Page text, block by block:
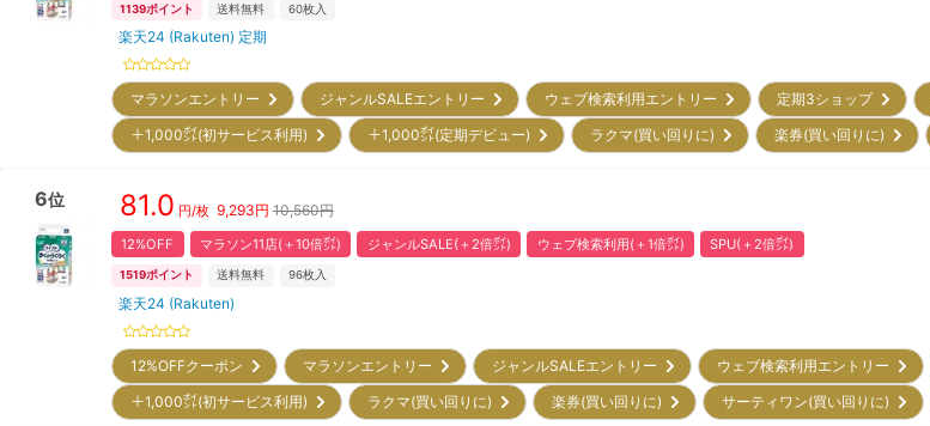
1139ポイント 送料無料 60枚入
楽天24 (Rakuten) 定期
マラソンエントリー ジャンルSALEエントリー ウェブ検索利用エントリー 定期3ショップ
＋1,000㌽(初サービス利用)
＋1,000㌽(定期デビュー) ラクマ(買い回りに) 楽券(買い回りに)
6位 81.0 円/枚 9,293円 10,560円
12%OFF マラソン11店(＋10倍㌽) ジャンルSALE(＋2倍㌽) ウェブ検索利用(＋1倍㌽) SPU(＋2倍㌽)
1519ポイント 送料無料 96枚入
楽天24 (Rakuten)
12%OFFクーポン マラソンエントリー ジャンルSALEエントリー ウェブ検索利用エントリー
＋1,000㌽(初サービス利用)
ラクマ(買い回りに) 楽券(買い回りに) サーティワン(買い回りに)